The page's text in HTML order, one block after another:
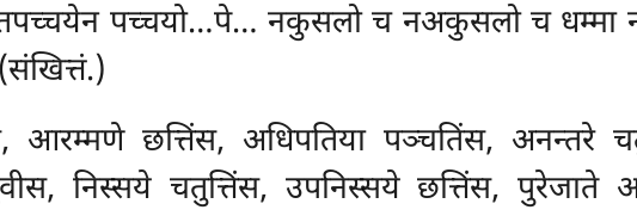
पच्चयो…पे… नकुसलो च नअकुसलो च
छत्तिंस, अधिपतिया पञ्चतिंस, अनन्तरे
निस्सये चतुत्तिंस, उपनिस्सये छत्तिंस, पुरेजाते